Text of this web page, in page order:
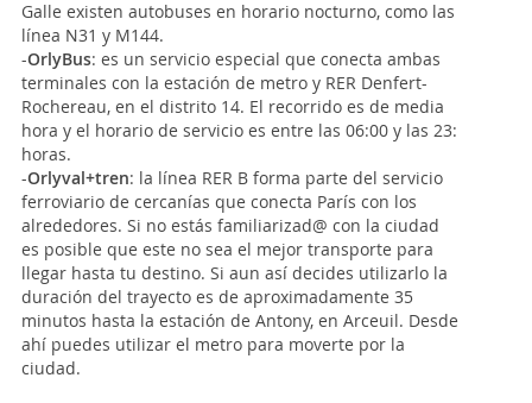
Galle existen autobuses en horario nocturno, como las
línea N31 y M144.
-OrlyBus: es un servicio especial que conecta ambas
terminales con la estación de metro y RER Denfert-
Rochereau, en el distrito 14. El recorrido es de media
hora y el horario de servicio es entre las 06:00 y las 23:
horas.
-Orlyval+tren: la línea RER B forma parte del servicio
ferroviario de cercanías que conecta París con los
alrededores. Si no estás familiarizad@ con la ciudad
es posible que este no sea el mejor transporte para
llegar hasta tu destino. Si aun así decides utilizarlo la
duración del trayecto es de aproximadamente 35
minutos hasta la estación de Antony, en Arceuil. Desde
ahí puedes utilizar el metro para moverte por la
ciudad.